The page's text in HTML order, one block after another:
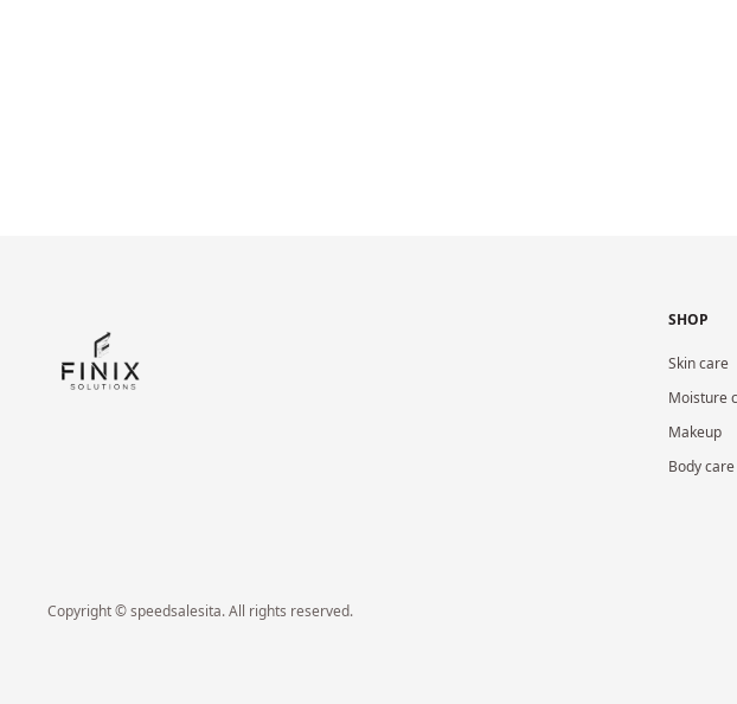
SHOP
Skin care
Moisture
Makeup
Body care
Copyright © speedsalesita. All rights reserved.